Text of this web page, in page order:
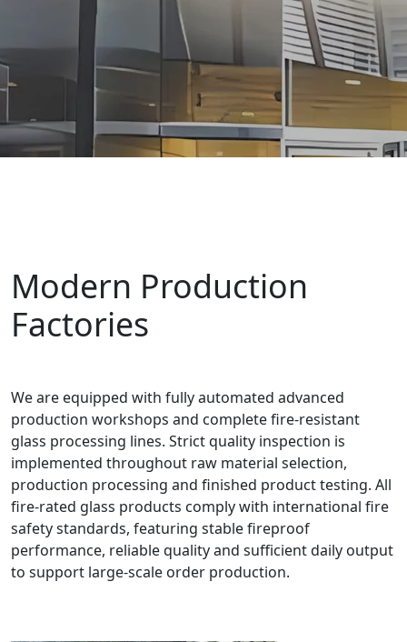
Modern Production
Factories
We are equipped with fully automated advanced
production workshops and complete fire-resistant
glass processing lines. Strict quality inspection is
implemented throughout raw material selection,
production processing and finished product testing. All
fire-rated glass products comply with international fire
safety standards, featuring stable fireproof
performance, reliable quality and sufficient daily output
to support large-scale order production.